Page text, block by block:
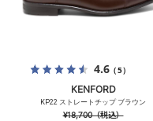
4.6（5）
KENFORD
KP22 ストレートチップ ブラウン
¥18,700（税込）